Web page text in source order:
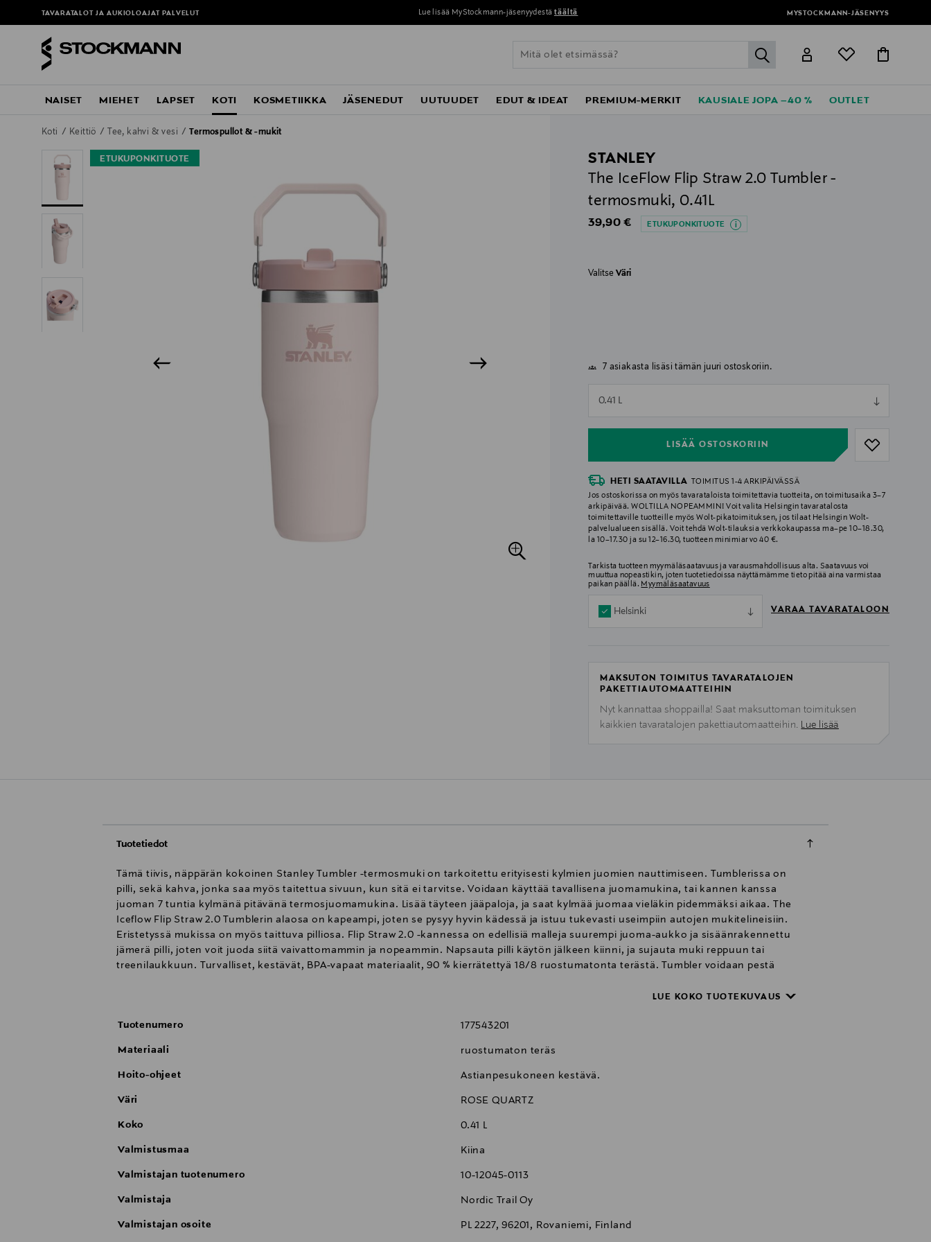
TAVARATALOT JA AUKIOLOAJAT PALVELUT Lue lisää MyStockmann-jäsenyydestä täältä MYSTOCKMANN-JÄSENYYS
label.header.go
NAISET MIEHET LAPSET KOTI KOSMETIIKKA JÄSENEDUT UUTUUDET EDUT & IDEAT PREMIUM-MERKIT KAUSIALE JOPA –40 % OUTLET
Koti Keittiö Tee, kahvi & vesi Termospullot & -mukit
ETUKUPONKITUOTE
STANLEY
The IceFlow Flip Straw 2.0 Tumbler -
termosmuki, 0.41L
Original Price
39,90 € ETUKUPONKITUOTE
ValitseVäri
7 asiakasta lisäsi tämän juuri ostoskoriin.
0.41 L
LISÄÄ OSTOSKORIIN
null
HETI SAATAVILLA
TOIMITUS 1-4 ARKIPÄIVÄSSÄ
Jos ostoskorissa on myös tavarataloista toimitettavia tuotteita, on toimitusaika 3–7
arkipäivää. WOLTILLA NOPEAMMIN! Voit valita Helsingin tavaratalosta
toimitettaville tuotteille myös Wolt-pikatoimituksen, jos tilaat Helsingin Wolt-
palvelualueen sisällä. Voit tehdä Wolt-tilauksia verkkokaupassa ma–pe 10–18.30,
la 10–17.30 ja su 12–16.30, tuotteen minimiarvo 40 €.
Tarkista tuotteen myymäläsaatavuus ja varausmahdollisuus alta. Saatavuus voi
muuttua nopeastikin, joten tuotetiedoissa näyttämämme tieto pitää aina varmistaa
paikan päällä. Myymäläsaatavuus
Helsinki VARAA TAVARATALOON
MAKSUTON TOIMITUS TAVARATALOJEN
PAKETTIAUTOMAATTEIHIN
Nyt kannattaa shoppailla! Saat maksuttoman toimituksen
kaikkien tavaratalojen pakettiautomaatteihin. Lue lisää
Tuotetiedot
Tämä tiivis, näppärän kokoinen Stanley Tumbler -termosmuki on tarkoitettu erityisesti kylmien juomien nauttimiseen. Tumblerissa on
pilli, sekä kahva, jonka saa myös taitettua sivuun, kun sitä ei tarvitse. Voidaan käyttää tavallisena juomamukina, tai kannen kanssa
juoman 7 tuntia kylmänä pitävänä termosjuomamukina. Lisää täyteen jääpaloja, ja saat kylmää juomaa vieläkin pidemmäksi aikaa. The
Iceflow Flip Straw 2.0 Tumblerin alaosa on kapeampi, joten se pysyy hyvin kädessä ja istuu tukevasti useimpiin autojen mukitelineisiin.
Eristetyssä mukissa on myös taittuva pilliosa. Flip Straw 2.0 -kannessa on edellisiä malleja suurempi juoma-aukko ja sisäänrakennettu
jämerä pilli, joten voit juoda siitä vaivattomammin ja nopeammin. Napsauta pilli käytön jälkeen kiinni, ja sujauta muki reppuun tai
treenilaukkuun. Turvalliset, kestävät, BPA-vapaat materiaalit, 90 % kierrätettyä 18/8 ruostumatonta terästä. Tumbler voidaan pestä
LUE KOKO TUOTEKUVAUS
Tuotenumero 177543201
Materiaali ruostumaton teräs
Hoito-ohjeet Astianpesukoneen kestävä.
Väri ROSE QUARTZ
Koko 0.41 L
Valmistusmaa Kiina
Valmistajan tuotenumero 10-12045-0113
Valmistaja Nordic Trail Oy
Valmistajan osoite PL 2227, 96201, Rovaniemi, Finland